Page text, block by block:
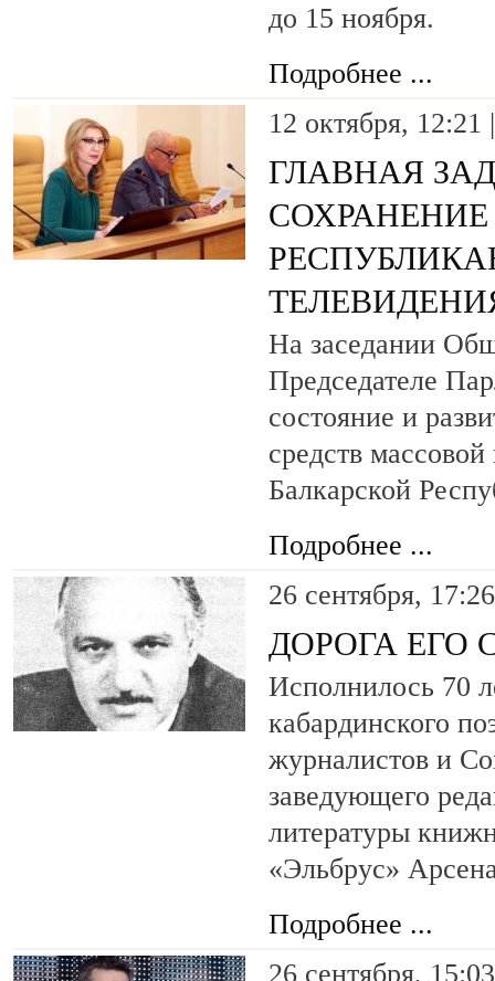
до 15 ноября.
Подробнее ...
12 октября, 12:21
ГЛАВНАЯ
СОХРАНЕНИЕ
На заседании
Председателе
состояние и
средств
Балкарской
Подробнее ...
26 сентября,
ДОРОГА ЕГО
Исполнилось 70
кабардинского
журналистов и
заведующего
литературы
«Эльбрус»
Подробнее ...
26 сентября,